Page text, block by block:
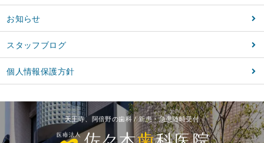
お知らせ
スタッフブログ
個人情報保護方針
天王寺、阿倍野の歯科 / 新患・急患随時受付